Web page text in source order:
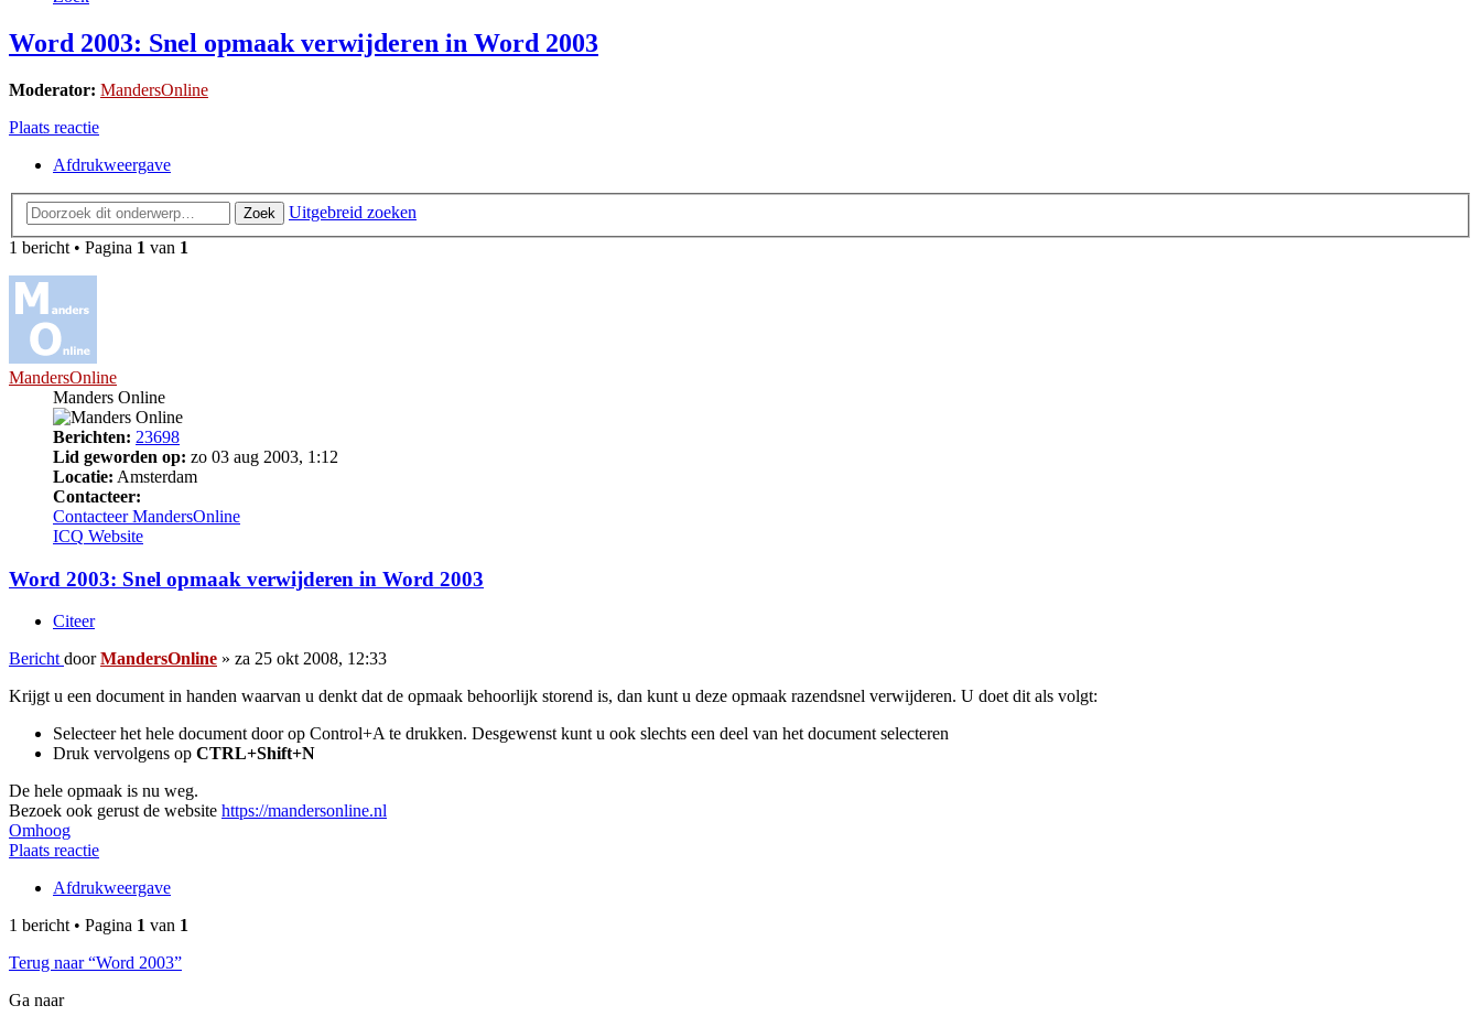
Word 2003: Snel opmaak verwijderen in Word 2003
Moderator: MandersOnline
Plaats reactie
Afdrukweergave
Zoek
Uitgebreid zoeken
1 bericht • Pagina 1 van 1
MandersOnline
Manders Online
Berichten: 23698
Lid geworden op: zo 03 aug 2003, 1:12
Locatie: Amsterdam
Contacteer:
Contacteer MandersOnline
ICQ Website
Word 2003: Snel opmaak verwijderen in Word 2003
Citeer
Bericht doorMandersOnline » za 25 okt 2008, 12:33
Krijgt u een document in handen waarvan u denkt dat de opmaak behoorlijk storend is, dan kunt u deze opmaak razendsnel verwijderen. U doet dit als volgt:
Selecteer het hele document door op Control+A te drukken. Desgewenst kunt u ook slechts een deel van het document selecteren
Druk vervolgens op CTRL+Shift+N
De hele opmaak is nu weg.
Bezoek ook gerust de website https://mandersonline.nl
Omhoog
Plaats reactie
Afdrukweergave
1 bericht • Pagina 1 van 1
Terug naar “Word 2003”
Ga naar